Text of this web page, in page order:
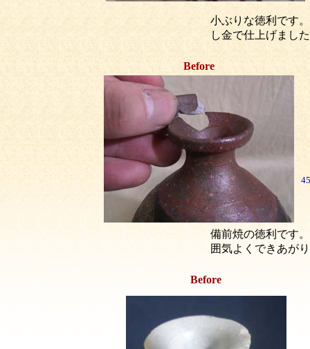
小ぶりな徳利です
し金で仕上げまし
Before
備前焼の徳利です
囲気よくできあが
Before